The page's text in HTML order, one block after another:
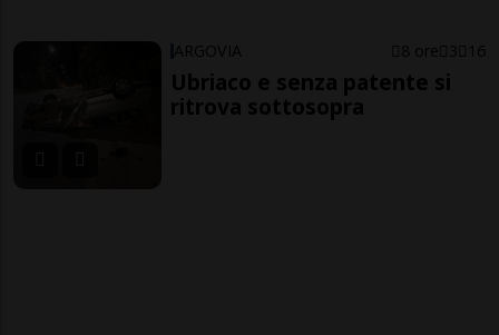
ARGOVIA 8 ore 3 16
Ubriaco e senza patente si
ritrova sottosopra